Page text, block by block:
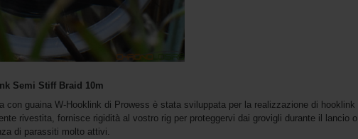
Semi Stiff Braid 10m
con guaina W-Hooklink di Prowess è stata sviluppata per la realizzazione di hooklink
rivestita, fornisce rigidità al vostro rig per proteggervi dai grovigli durante il lancio o
di parassiti molto attivi.